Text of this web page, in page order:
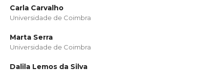
Carla Carvalho
Universidade de Coimbra
Marta Serra
Universidade de Coimbra
Dalila Lemos da Silva